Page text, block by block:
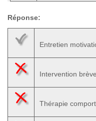
Réponse:
Entretien
Intervention brève
Thérapie